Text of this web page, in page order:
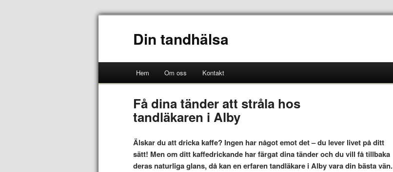
Din tandhälsa
Hem Om oss Kontakt
Få dina tänder att stråla hos
tandläkaren i Alby
Älskar du att dricka kaffe? Ingen har något emot det – du lever livet på ditt
sätt! Men om ditt kaffedrickande har färgat dina tänder och du vill få tillbaka
deras naturliga glans, då kan en erfaren tandläkare i Alby vara din bästa vän.